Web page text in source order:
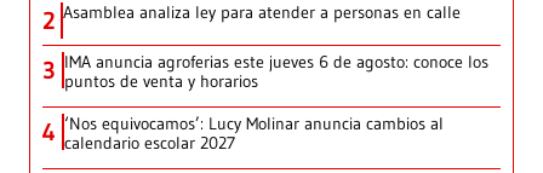
2 Asamblea analiza ley para atender a personas en calle
3 IMA anuncia agroferias este jueves 6 de agosto: conoce los
puntos de venta y horarios
4 ‘Nos equivocamos’: Lucy Molinar anuncia cambios al
calendario escolar 2027